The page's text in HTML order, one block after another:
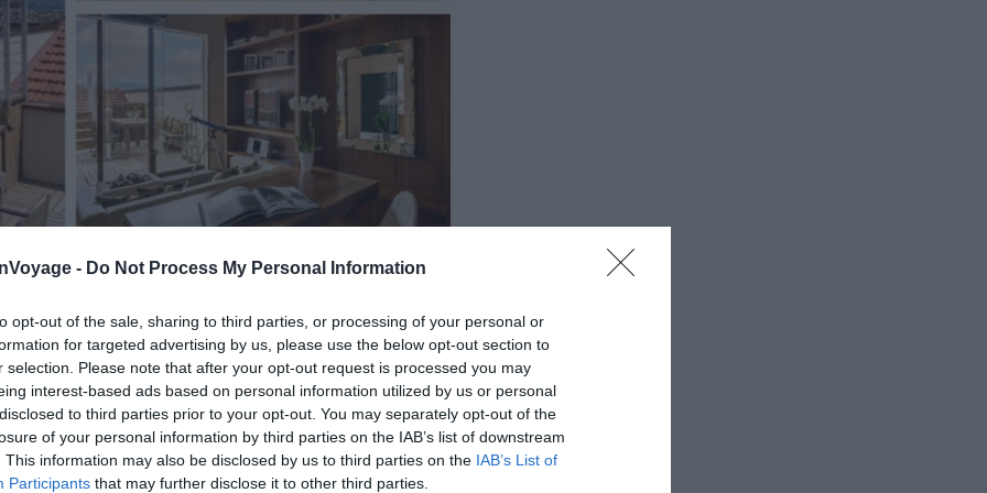
- Do Not Process My Personal Information
opt-out of the sale, sharing to third parties, or processing of your personal or
for targeted advertising by us, please use the below opt-out section to
selection. Please note that after your opt-out request is processed you may
interest-based ads based on personal information utilized by us or personal
to third parties prior to your opt-out. You may separately opt-out of the
of your personal information by third parties on the IAB’s list of downstream
This information may also be disclosed by us to third parties on the IAB’s List of
Participants that may further disclose it to other third parties.
Crédit photo :Booking
de ce magnifique appart hôtel à Florence centre,
aménagée, elle vous permettra de profiter
vitaqui va avec. Mais, telle un belvédère privé, elle